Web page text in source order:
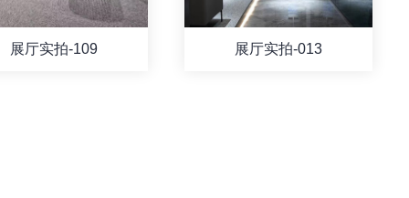
展厅实拍-109 展厅实拍-013